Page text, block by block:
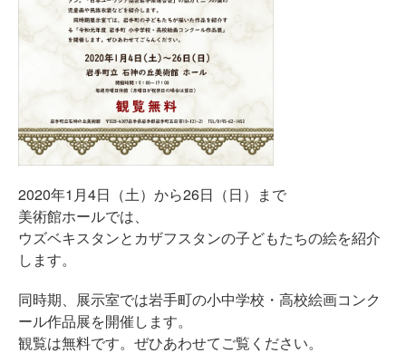
2020年1月4日（土）から26日（日）まで
美術館ホールでは、
ウズベキスタンとカザフスタンの子どもたちの絵を紹介
します。
同時期、展示室では岩手町の小中学校・高校絵画コンク
ール作品展を開催します。
観覧は無料です。ぜひあわせてご覧ください。